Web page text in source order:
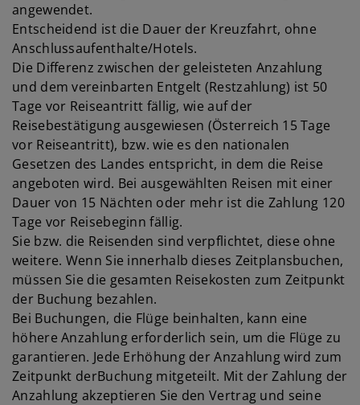
angewendet.
Entscheidend ist die Dauer der Kreuzfahrt, ohne
Anschlussaufenthalte/Hotels.
Die Differenz zwischen der geleisteten Anzahlung
und dem vereinbarten Entgelt (Restzahlung) ist 50
Tage vor Reiseantritt fällig, wie auf der
Reisebestätigung ausgewiesen (Österreich 15 Tage
vor Reiseantritt), bzw. wie es den nationalen
Gesetzen des Landes entspricht, in dem die Reise
angeboten wird. Bei ausgewählten Reisen mit einer
Dauer von 15 Nächten oder mehr ist die Zahlung 120
Tage vor Reisebeginn fällig.
Sie bzw. die Reisenden sind verpflichtet, diese ohne
weitere. Wenn Sie innerhalb dieses Zeitplansbuchen,
müssen Sie die gesamten Reisekosten zum Zeitpunkt
der Buchung bezahlen.
Bei Buchungen, die Flüge beinhalten, kann eine
höhere Anzahlung erforderlich sein, um die Flüge zu
garantieren. Jede Erhöhung der Anzahlung wird zum
Zeitpunkt derBuchung mitgeteilt. Mit der Zahlung der
Anzahlung akzeptieren Sie den Vertrag und seine